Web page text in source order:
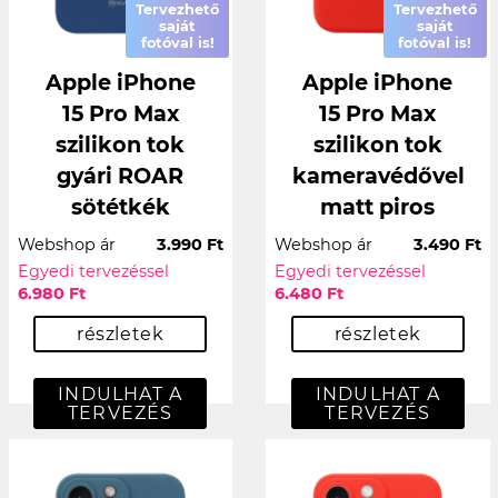
Tervezhető
saját
fotóval is!
Apple iPhone
15 Pro Max
szilikon tok
gyári ROAR
sötétkék
Webshop ár
3.990 Ft
Egyedi tervezéssel
6.980 Ft
részletek
INDULHAT A
TERVEZÉS
Tervezhető
saját
fotóval is!
Apple iPhone
15 Pro Max
szilikon tok
kameravédővel
matt piros
Webshop ár
3.490 Ft
Egyedi tervezéssel
6.480 Ft
részletek
INDULHAT A
TERVEZÉS